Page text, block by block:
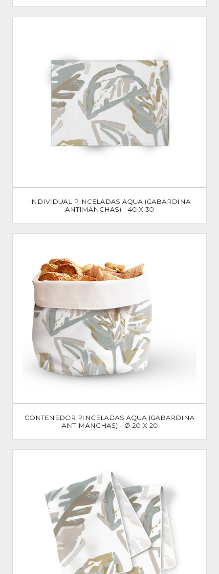
INDIVIDUAL PINCELADAS AQUA (GABARDINA
ANTIMANCHAS) - 40 X 30
CONTENEDOR PINCELADAS AQUA (GABARDINA
ANTIMANCHAS) - Ø 20 X 20